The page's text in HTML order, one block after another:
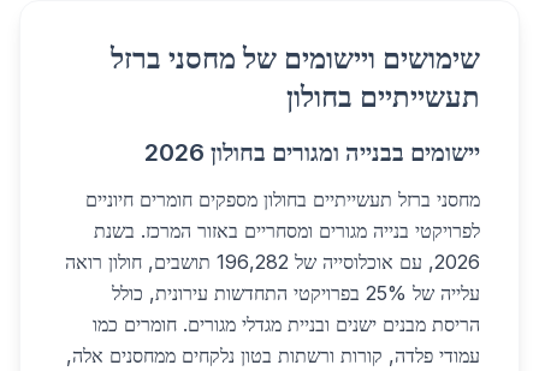
שימושים ויישומים של מחסני ברזל
תעשייתיים בחולון
יישומים בבנייה ומגורים בחולון 2026
מחסני ברזל תעשייתיים בחולון מספקים חומרים חיוניים
לפרויקטי בנייה מגורים ומסחריים באזור המרכז. בשנת
2026, עם אוכלוסייה של 196,282 תושבים, חולון רואה
עלייה של 25% בפרויקטי התחדשות עירונית, כולל
הריסת מבנים ישנים ובניית מגדלי מגורים. חומרים כמו
עמודי פלדה, קורות ורשתות בטון נלקחים ממחסנים אלה,